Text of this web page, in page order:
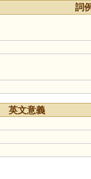
詞
英文意義